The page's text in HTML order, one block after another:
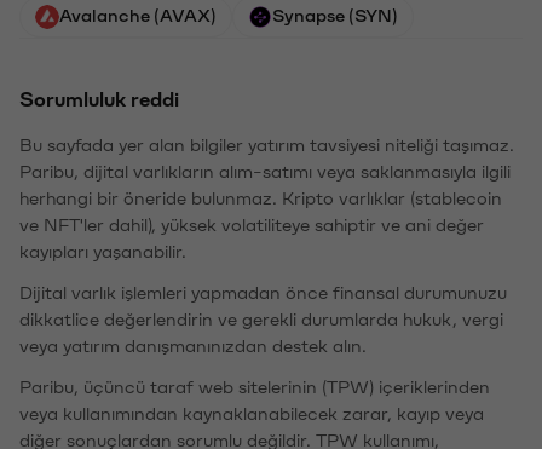
Avalanche (AVAX) Synapse (SYN)
Sorumluluk reddi
Bu sayfada yer alan bilgiler yatırım tavsiyesi niteliği taşımaz.
Paribu, dijital varlıkların alım-satımı veya saklanmasıyla ilgili
herhangi bir öneride bulunmaz. Kripto varlıklar (stablecoin
ve NFT'ler dahil), yüksek volatiliteye sahiptir ve ani değer
kayıpları yaşanabilir.
Dijital varlık işlemleri yapmadan önce finansal durumunuzu
dikkatlice değerlendirin ve gerekli durumlarda hukuk, vergi
veya yatırım danışmanınızdan destek alın.
Paribu, üçüncü taraf web sitelerinin (TPW) içeriklerinden
veya kullanımından kaynaklanabilecek zarar, kayıp veya
diğer sonuçlardan sorumlu değildir. TPW kullanımı,